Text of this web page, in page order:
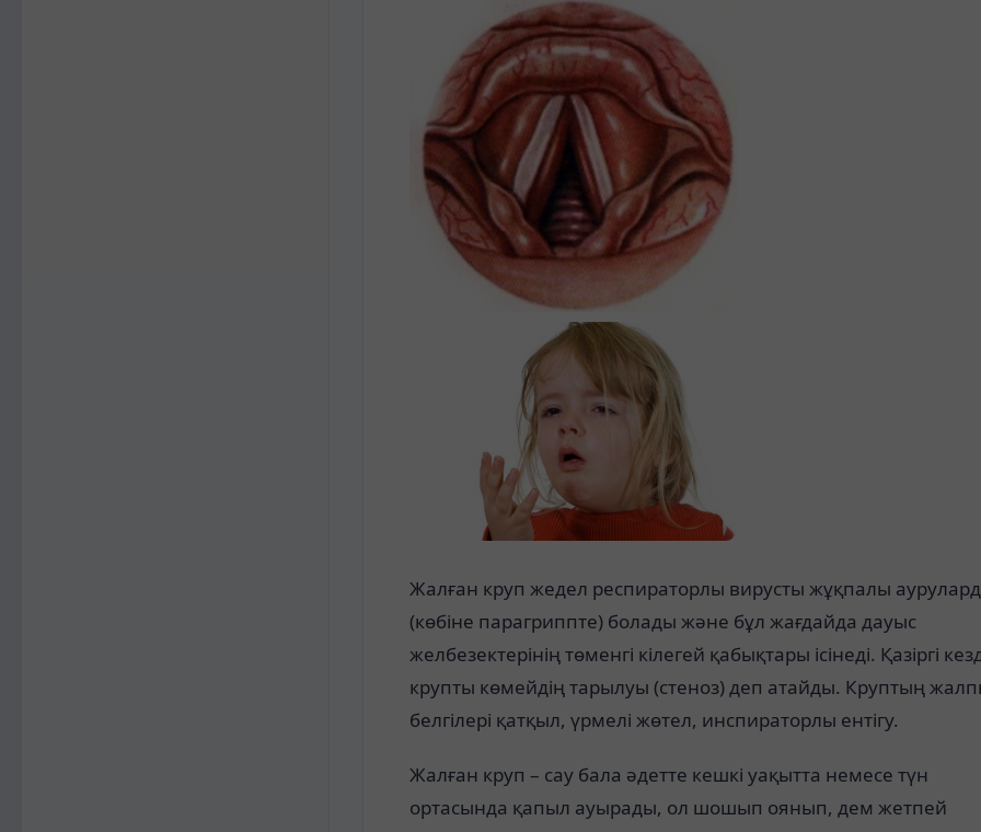
Жалған круп жедел респираторлы вирусты жұқпалы
(көбіне парагриппте) болады және бұл жағдайда дауыс
желбезектерінің төменгі кілегей қабықтары ісінеді. Қазіргі
крупты көмейдің тарылуы (стеноз) деп атайды. Круптың
белгілері қатқыл, үрмелі жөтел, инспираторлы ентігу.
Жалған круп – сау бала әдетте кешкі уақытта немесе түн
ортасында қапыл ауырады, ол шошып оянып, дем жетпей